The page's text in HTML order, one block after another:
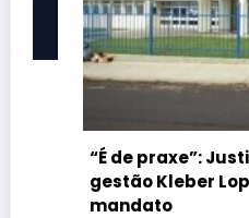
“É de praxe”: Justiça
gestão Kleber Lopes
mandato